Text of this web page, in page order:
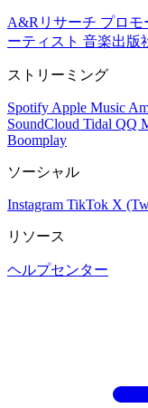
A&Rリサーチ プロモ
ーティスト 音楽出版
ストリーミング
Spotify Apple Music
SoundCloud Tidal QQ
Boomplay
ソーシャル
Instagram TikTok X
リソース
ヘルプセンター